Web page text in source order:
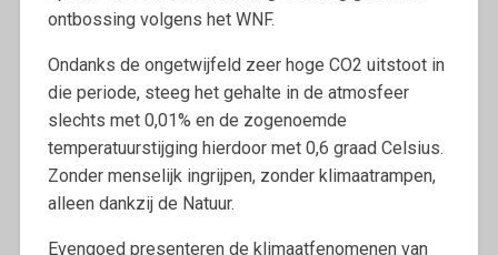
ontbossing volgens het WNF.
Ondanks de ongetwijfeld zeer hoge CO2 uitstoot in
die periode, steeg het gehalte in de atmosfeer
slechts met 0,01% en de zogenoemde
temperatuurstijging hierdoor met 0,6 graad Celsius.
Zonder menselijk ingrijpen, zonder klimaatrampen,
alleen dankzij de Natuur.
Evengoed presenteren de klimaatfenomenen van